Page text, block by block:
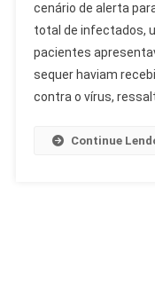
23
cenário de alerta
total de infectados,
pacientes
sequer haviam
contra o vírus,
Continue